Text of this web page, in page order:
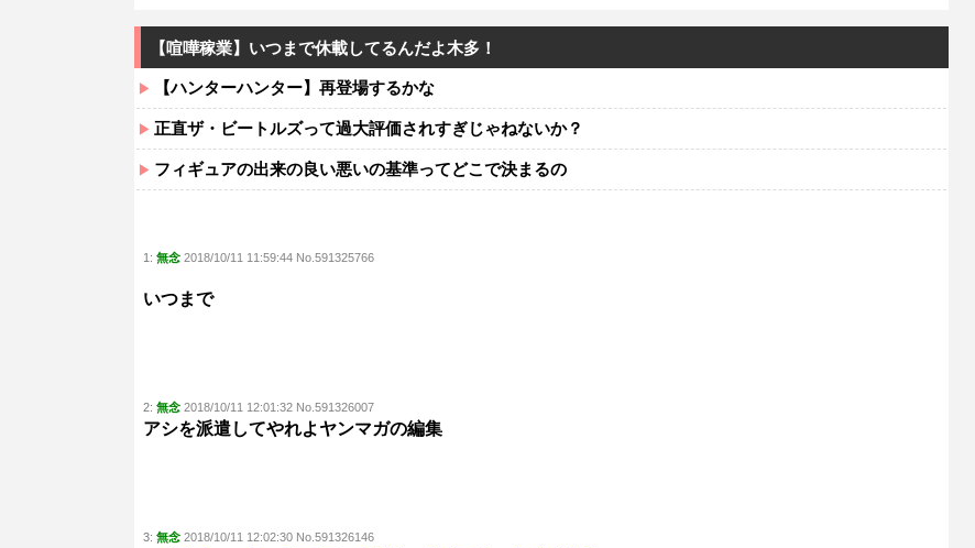
【喧嘩稼業】いつまで休載してるんだよ木多！
【ハンターハンター】再登場するかな
正直ザ・ビートルズって過大評価されすぎじゃねないか？
フィギュアの出来の良い悪いの基準ってどこで決まるの
1: 無念 2018/10/11 11:59:44 No.591325766
いつまで
2: 無念 2018/10/11 12:01:32 No.591326007
アシを派遣してやれよヤンマガの編集
3: 無念 2018/10/11 12:02:30 No.591326146